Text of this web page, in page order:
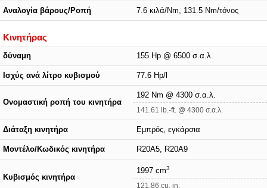
Αναλογία βάρους/Ροπή 7.6 κιλά/Nm, 131.5 Nm/τόνος
Κινητήρας
δύναμη 155 Hp @ 6500 σ.α.λ.
Ισχύς ανά λίτρο κυβισμού 77.6 Hp/l
Ονομαστική ροπή του κινητήρα
192 Nm @ 4300 σ.α.λ.
141.61 lb.-ft. @ 4300 σ.α.λ.
Διάταξη κινητήρα Εμπρός, εγκάρσια
Μοντέλο/Κωδικός κινητήρα R20A5, R20A9
Κυβισμός κινητήρα
1997 cm3
121.86 cu. in.